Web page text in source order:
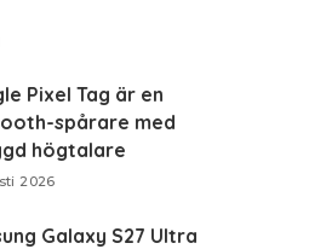
Pixel Tag är en
spårare med
högtalare
2026
Galaxy S27 Ultra